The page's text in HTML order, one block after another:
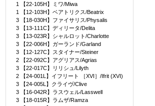
1 【22-105H】ミワ/Miwa
1 【12-103H】ベアトリクス/Beatrix
3 【18-030H】ファイサリス/Physalis
3 【13-111C】ディリータ/Delita
3 【13-023R】シャルロット/Charlotte
3 【22-006H】ガーランド/Garland
3 【12-127C】スタイナー/Steiner
2 【22-092C】アグリアス/Agrias
3 【22-017C】リリシュ/Lilyth
2 【24-001L】イフリート ［XVI］/Ifrit (XVI)
3 【24-005L】クライヴ/Clive
3 【16-042R】ラスウェル/Lasswell
3 【18-015R】ラムザ/Ramza